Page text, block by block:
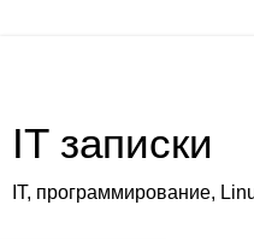
IT записки
IT, программирование,